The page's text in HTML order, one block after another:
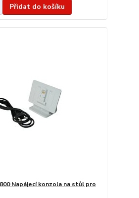
Přidat do košíku
Napájecí konzola na stůl pro